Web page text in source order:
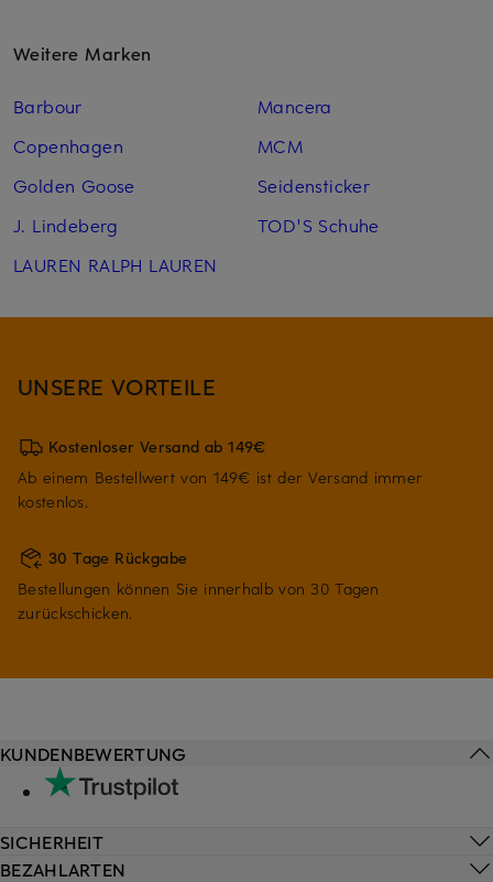
Weitere Marken
Barbour
Copenhagen
Golden Goose
J. Lindeberg
LAUREN RALPH LAUREN
Mancera
MCM
Seidensticker
TOD'S Schuhe
UNSERE VORTEILE
Kostenloser Versand ab 149€
Ab einem Bestellwert von 149€ ist der Versand immer
kostenlos.
30 Tage Rückgabe
Bestellungen können Sie innerhalb von 30 Tagen
zurückschicken.
KUNDENBEWERTUNG
SICHERHEIT
BEZAHLARTEN